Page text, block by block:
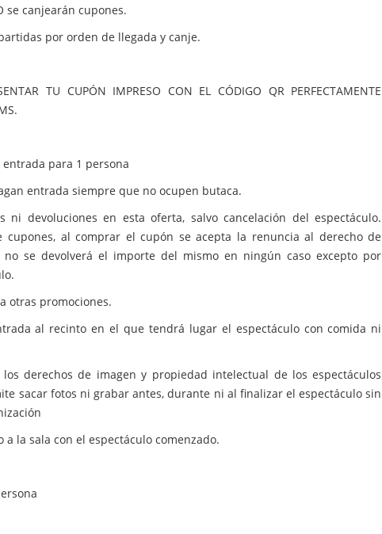
se canjearán cupones.
por orden de llegada y canje.
TU CUPÓN IMPRESO CON EL CÓDIGO QR PERFECTAMENTE
para 1 persona
entrada siempre que no ocupen butaca.
ni devoluciones en esta oferta, salvo cancelación del espectáculo.
cupones, al comprar el cupón se acepta la renuncia al derecho de
se devolverá el importe del mismo en ningún caso excepto por
otras promociones.
al recinto en el que tendrá lugar el espectáculo con comida ni
derechos de imagen y propiedad intelectual de los espectáculos
sacar fotos ni grabar antes, durante ni al finalizar el espectáculo sin
a la sala con el espectáculo comenzado.